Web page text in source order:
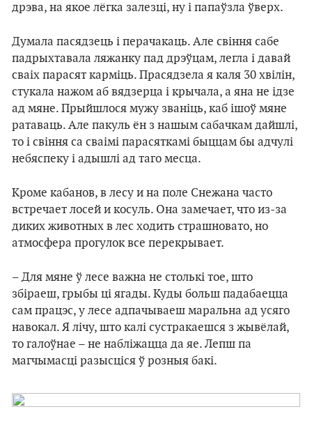
дрэва, на якое лёгка залезці, ну і папаўзла ўверх.
Думала пасядзець і перачакаць. Але свіння сабе
падрыхтавала ляжанку пад дрэўцам, легла і давай
сваіх парасят карміць. Прасядзела я каля 30 хвілін,
стукала нажом аб вядзерца і крычала, а яна не ідзе
ад мяне. Прыйшлося мужу званіць, каб ішоў мяне
ратаваць. Але пакуль ён з нашым сабачкам дайшлі,
то і свіння са сваімі парасяткамі быццам бы адчулі
небяспеку і адышлі ад таго месца.
Кроме кабанов, в лесу и на поле Снежана часто
встречает лосей и косуль. Она замечает, что из-за
диких животных в лес ходить страшновато, но
атмосфера прогулок все перекрывает.
– Для мяне ў лесе важна не столькі тое, што
збіраеш, грыбы ці ягады. Куды больш падабаецца
сам працэс, у лесе адпачываеш маральна ад усяго
навокал. Я лічу, што калі сустракаешся з жывёлай,
то галоўнае – не набліжацца да яе. Лепш па
магчымасці разысціся ў розныя бакі.